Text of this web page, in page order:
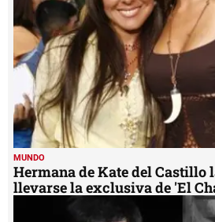
MUNDO
Hermana de Kate del Castillo
llevarse la exclusiva de 'El